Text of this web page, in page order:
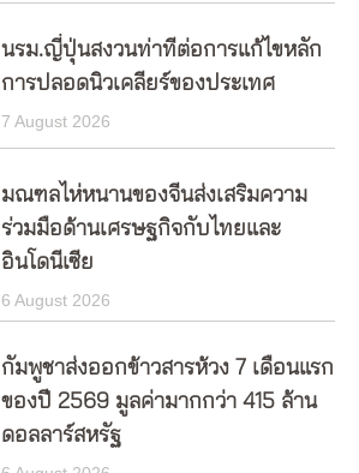
นรม.ญี่ปุ่นสงวนท่าทีต่อการแก้ไขหลัก
การปลอดนิวเคลียร์ของประเทศ
7 August 2026
มณฑลไห่หนานของจีนส่งเสริมความ
ร่วมมือด้านเศรษฐกิจกับไทยและ
อินโดนีเซีย
6 August 2026
กัมพูชาส่งออกข้าวสารห้วง 7 เดือนแรก
ของปี 2569 มูลค่ามากกว่า 415 ล้าน
ดอลลาร์สหรัฐ